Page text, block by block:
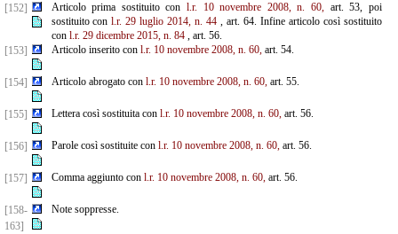
[152]
Articolo prima sostituito con l.r. 10 novembre 2008, n. 60, art. 53, poi
sostituito conl.r. 29 luglio 2014, n. 44 , art. 64. Infine articolo così sostituito
con l.r. 29 dicembre 2015, n. 84, art. 56.
[153]
Articolo inserito con l.r. 10 novembre 2008, n. 60,art. 54.
[154] Articolo abrogato con l.r. 10 novembre 2008, n. 60,art. 55.
[155] Lettera così sostituita con l.r. 10 novembre 2008, n. 60,art. 56.
[156] Parole così sostituite con l.r. 10 novembre 2008, n. 60,art. 56.
[157] Comma aggiunto con l.r. 10 novembre 2008, n. 60,art. 56.
[158-
163]
Note soppresse.